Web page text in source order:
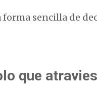
sencilla de
que